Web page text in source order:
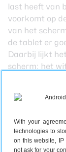
With your
technologies to
on this website,
not ask for your
last heeft van
voorkomt op
van het
de tablet er
Daarbij lijkt
scherm: het
de randen
niet goed
muziekspeler.
De speakers